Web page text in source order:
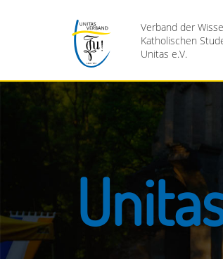
Verband der
Katholischen
Unitas e.V.
- ein